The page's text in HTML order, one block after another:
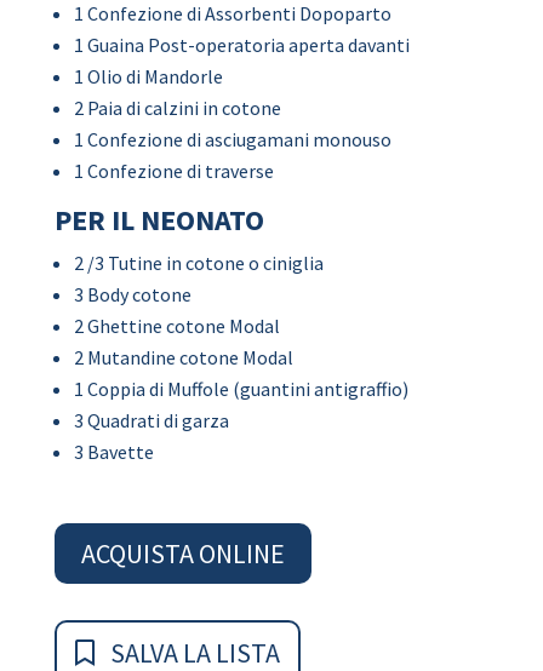
1 Confezione di Assorbenti Dopoparto
1 Guaina Post-operatoria aperta davanti
1 Olio di Mandorle
2 Paia di calzini in cotone
1 Confezione di asciugamani monouso
1 Confezione di traverse
PER IL NEONATO
2 /3 Tutine in cotone o ciniglia
3 Body cotone
2 Ghettine cotone Modal
2 Mutandine cotone Modal
1 Coppia di Muffole (guantini antigraffio)
3 Quadrati di garza
3 Bavette
ACQUISTA ONLINE
SALVA LA LISTA